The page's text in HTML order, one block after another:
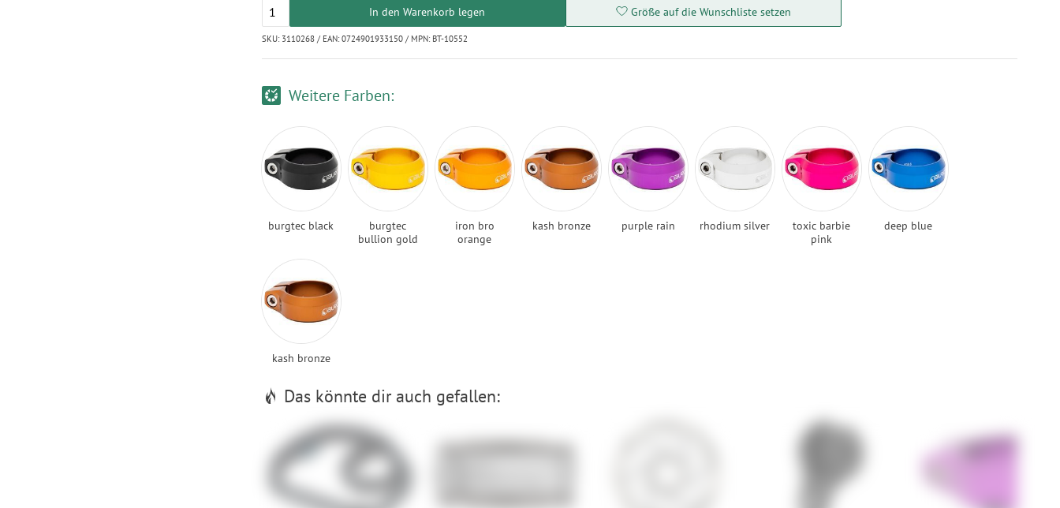
In den Warenkorb legen Größe auf die Wunschliste setzen
SKU: 3110268 / EAN: 0724901933150 / MPN: BT-10552
Weitere Farben:
burgtec black
burgtec
bullion gold
iron bro
orange
kash bronze purple rain rhodium silver
toxic barbie
pink
deep blue
kash bronze
Das könnte dir auch gefallen: